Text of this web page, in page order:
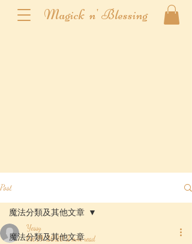
Magick n' Blessing
Post
魔法分類及其他文章
魔法分類及其他文章
Yessy
Oct 19, 2020 2 min read